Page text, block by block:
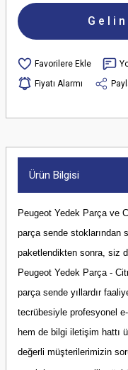
Fiyatı Alarmı
Ürün Bilgisi
Peugeot Yedek Parça ve
parça sende stoklarından
paketlendikten sonra, siz
Peugeot Yedek Parça -
parça sende yıllardır
tecrübesiyle profesyonel
hem de bilgi iletişim hattı
değerli müşterilerimizin